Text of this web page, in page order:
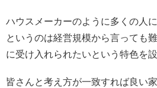
ハウスメーカーのように多くの人
というのは経営規模から言っても
に受け入れられたいという特色を設
皆さんと考え方が一致すれば良い